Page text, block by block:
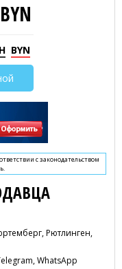
BYN
с законодательством
Рютлинген,
WhatsApp